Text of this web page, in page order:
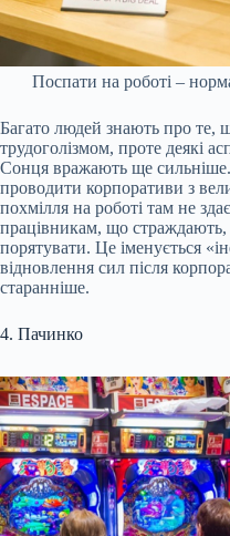
Поспати на роботі –
Багато людей знають про те,
трудоголізмом, проте деякі
Сонця вражають ще
проводити корпоративи з
похмілля на роботі там не
працівникам, що
порятувати. Це іменується
відновлення сил після
старанніше.
4. Пачинко